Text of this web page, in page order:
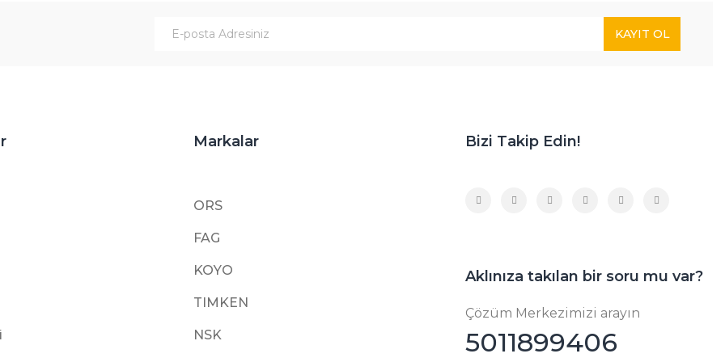
KAYIT OL
Markalar
ORS
FAG
KOYO
TIMKEN
NSK
Bizi Takip Edin!
Aklınıza takılan bir soru mu var?
Çözüm Merkezimizi arayın
5011899406